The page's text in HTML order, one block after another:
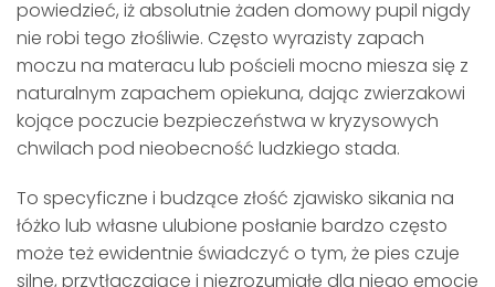
powiedzieć, iż absolutnie żaden domowy pupil nigdy
nie robi tego złośliwie. Często wyrazisty zapach
moczu na materacu lub pościeli mocno miesza się z
naturalnym zapachem opiekuna, dając zwierzakowi
kojące poczucie bezpieczeństwa w kryzysowych
chwilach pod nieobecność ludzkiego stada.
To specyficzne i budzące złość zjawisko sikania na
łóżko lub własne ulubione posłanie bardzo często
może też ewidentnie świadczyć o tym, że pies czuje
silne, przytłaczające i niezrozumiałe dla niego emocje